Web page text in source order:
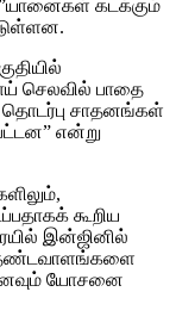
”யானைகள் கடக்கும்
செலவில் பாதை
சாதனங்கள்
என்று
கூறிய
இன்ஜினில்
தண்டவாளங்களை
யோசனை